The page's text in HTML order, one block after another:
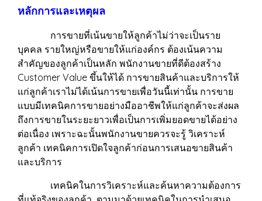
หลักการและเหตุผล
การขายที่เน้นขายให้ลูกค้าไม่ว่าจะเป็นราย
บุคคล รายใหญ่หรือขายให้แก่องค์กร ต้องเน้นความ
สำคัญของลูกค้าเป็นหลัก พนักงานขายที่ดีต้องสร้าง
Customer Value ขึ้นให้ได้ การขายสินค้าและบริการให้
แก่ลูกค้าเราไม่ได้เน้นการขายเพื่อวันนี้เท่านั้น การขาย
แบบมีเทคนิคการขายอย่างมืออาชีพให้แก่ลูกค้าจะส่งผล
ถึงการขายในระยะยาวเพื่อเป็นการเพิ่มยอดขายได้อย่าง
ต่อเนื่อง เพราะฉะนั้นพนักงานขายควรจะรู้ วิเคราะห์
ลูกค้า เทคนิคการเปิดใจลูกค้าก่อนการเสนอขายสินค้า
และบริการ
เทคนิคในการวิเคราะห์และค้นหาความต้องการ